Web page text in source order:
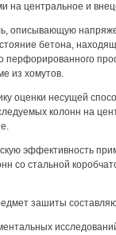
на центральное и
описывающую
бетона,
перфорированного
из хомутов.
оценки несущей
колонн на
эффективность
со стальной
зашиты